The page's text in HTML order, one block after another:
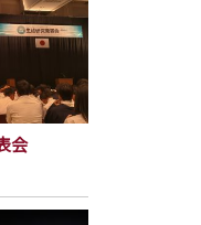
会